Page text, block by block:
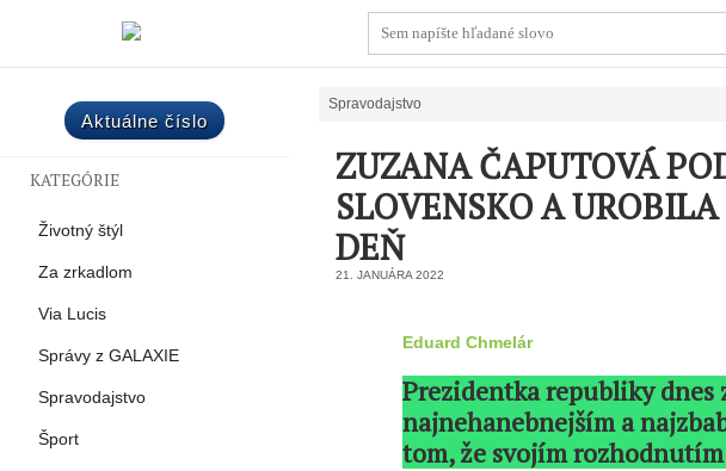
Aktuálne číslo
KATEGÓRIE
Životný štýl
Za zrkadlom
Via Lucis
Správy z GALAXIE
Spravodajstvo
Šport
Spravodajstvo
ZUZANA ČAPUTOVÁ
SLOVENSKO A
DEŇ
21. JANUÁRA 2022
Eduard Chmelár
Prezidentka republiky dnes
najnehanebnejším a
tom, že svojím